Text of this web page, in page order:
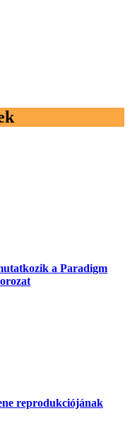
a Paradigm
reprodukciójának